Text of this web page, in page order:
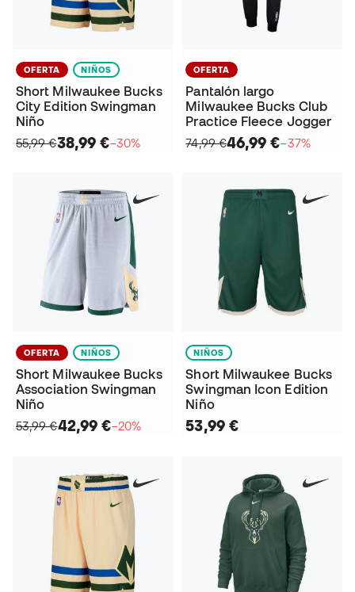
OFERTA NIÑOS
Short Milwaukee Bucks
City Edition Swingman
Niño
55,99 €38,99 €−30%
OFERTA
Pantalón largo
Milwaukee Bucks Club
Practice Fleece Jogger
74,99 €46,99 €−37%
OFERTA NIÑOS
Short Milwaukee Bucks
Association Swingman
Niño
53,99 €42,99 €−20%
NIÑOS
Short Milwaukee Bucks
Swingman Icon Edition
Niño
53,99 €